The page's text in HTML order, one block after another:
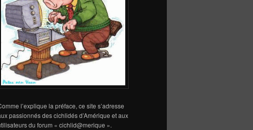
l’explique la préface, ce site s’adresse
passionnés des cichlidés d’Amérique et aux
du forum « cichlid@merique ».